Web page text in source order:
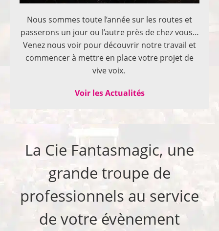
Nous sommes toute l’année sur les routes et
passerons un jour ou l’autre près de chez vous…
Venez nous voir pour découvrir notre travail et
commencer à mettre en place votre projet de
vive voix.
Voir les Actualités
La Cie Fantasmagic, une
grande troupe de
professionnels au service
de votre évènement